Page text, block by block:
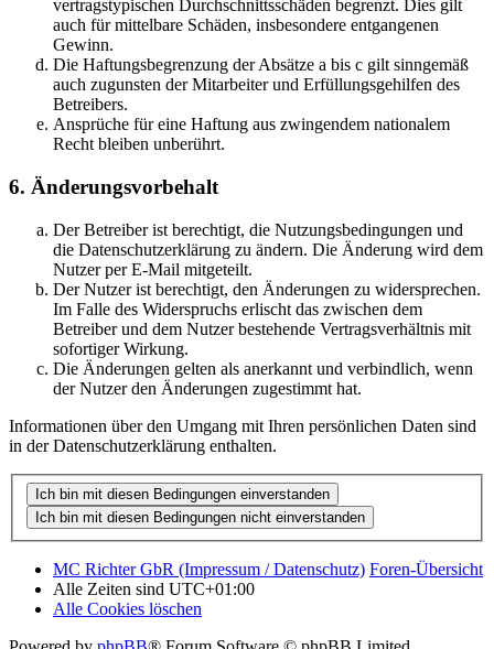
vertragstypischen Durchschnittsschäden begrenzt. Dies gilt
auch für mittelbare Schäden, insbesondere entgangenen
Gewinn.
Die Haftungsbegrenzung der Absätze a bis c gilt sinngemäß
auch zugunsten der Mitarbeiter und Erfüllungsgehilfen des
Betreibers.
Ansprüche für eine Haftung aus zwingendem nationalem
Recht bleiben unberührt.
6. Änderungsvorbehalt
Der Betreiber ist berechtigt, die Nutzungsbedingungen und
die Datenschutzerklärung zu ändern. Die Änderung wird dem
Nutzer per E-Mail mitgeteilt.
Der Nutzer ist berechtigt, den Änderungen zu widersprechen.
Im Falle des Widerspruchs erlischt das zwischen dem
Betreiber und dem Nutzer bestehende Vertragsverhältnis mit
sofortiger Wirkung.
Die Änderungen gelten als anerkannt und verbindlich, wenn
der Nutzer den Änderungen zugestimmt hat.
Informationen über den Umgang mit Ihren persönlichen Daten sind
in der Datenschutzerklärung enthalten.
MC Richter GbR (Impressum / Datenschutz) Foren-Übersicht
Alle Zeiten sind UTC+01:00
Alle Cookies löschen